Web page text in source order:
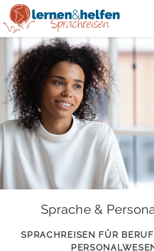
Sprache &
SPRACHREISEN FÜR